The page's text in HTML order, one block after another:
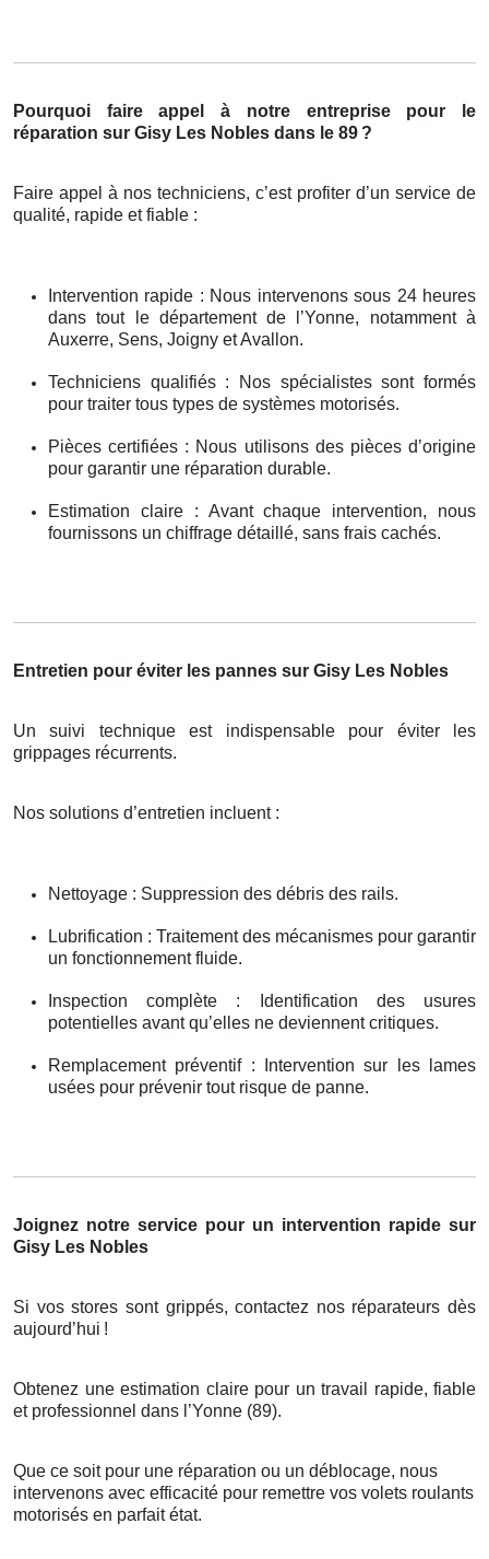
Pourquoi faire appel à notre entreprise pour le
réparation sur Gisy Les Nobles dans le 89 ?
Faire appel à nos techniciens, c’est profiter d’un service de
qualité, rapide et fiable :
Intervention rapide : Nous intervenons sous 24 heures
dans tout le département de l’Yonne, notamment à
Auxerre, Sens, Joigny et Avallon.
Techniciens qualifiés : Nos spécialistes sont formés
pour traiter tous types de systèmes motorisés.
Pièces certifiées : Nous utilisons des pièces d’origine
pour garantir une réparation durable.
Estimation claire : Avant chaque intervention, nous
fournissons un chiffrage détaillé, sans frais cachés.
Entretien pour éviter les pannes sur Gisy Les Nobles
Un suivi technique est indispensable pour éviter les
grippages récurrents.
Nos solutions d’entretien incluent :
Nettoyage : Suppression des débris des rails.
Lubrification : Traitement des mécanismes pour garantir
un fonctionnement fluide.
Inspection complète : Identification des usures
potentielles avant qu’elles ne deviennent critiques.
Remplacement préventif : Intervention sur les lames
usées pour prévenir tout risque de panne.
Joignez notre service pour un intervention rapide sur
Gisy Les Nobles
Si vos stores sont grippés, contactez nos réparateurs dès
aujourd’hui !
Obtenez une estimation claire pour un travail rapide, fiable
et professionnel dans l’Yonne (89).
Que ce soit pour une réparation ou un déblocage, nous
intervenons avec efficacité pour remettre vos volets roulants
motorisés en parfait état.